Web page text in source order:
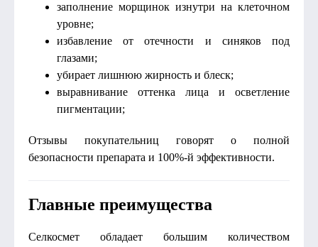
заполнение морщинок изнутри на клеточном
уровне;
избавление от отечности и синяков под
глазами;
убирает лишнюю жирность и блеск;
выравнивание оттенка лица и осветление
пигментации;
Отзывы покупательниц говорят о полной
безопасности препарата и 100%-й эффективности.
Главные преимущества
Селкосмет обладает большим количеством